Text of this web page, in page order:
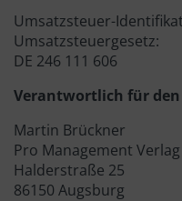
Umsatzsteuer-
Umsatzsteuergesetz:
DE 246 111 606
Verantwortlich für den
Martin Brückner
Pro Management
Halderstraße 25
86150 Augsburg